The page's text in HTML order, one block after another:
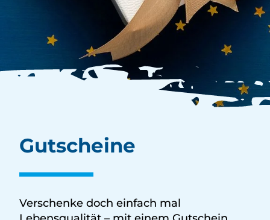
Gutscheine
Verschenke doch einfach mal